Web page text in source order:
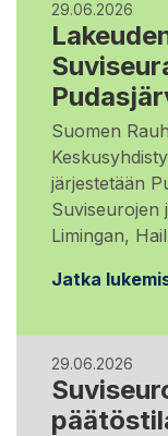
29.06.2026
Suomen
järjestetään
Suviseurojen
Limingan,
Jatka
29.06.2026